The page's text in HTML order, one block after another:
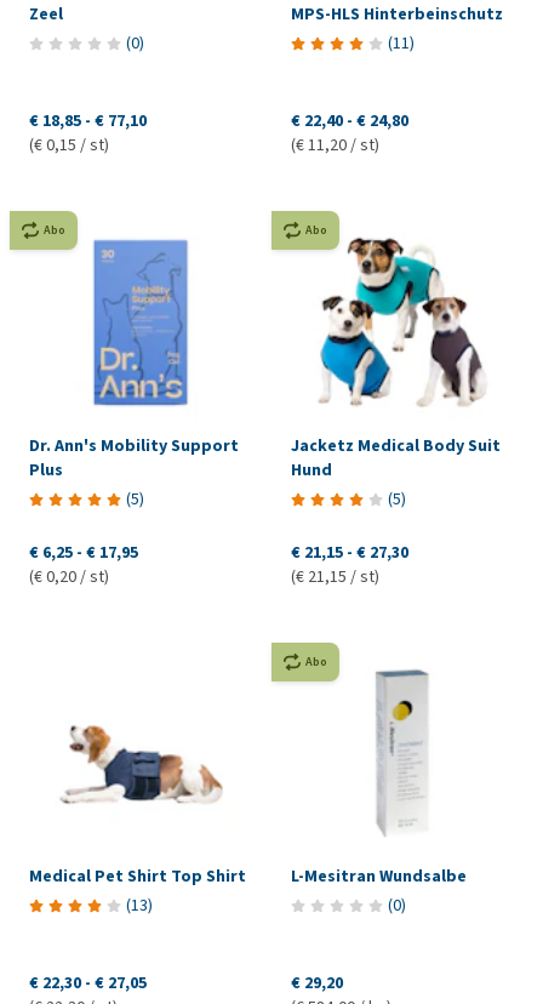
Zeel
(0)
€ 18,85 - € 77,10
(€ 0,15 / st)
MPS-HLS Hinterbeinschutz
(11)
€ 22,40 - € 24,80
(€ 11,20 / st)
Abo
Dr. Ann's Mobility Support
Plus
(5)
€ 6,25 - € 17,95
(€ 0,20 / st)
Abo
Jacketz Medical Body Suit
Hund
(5)
€ 21,15 - € 27,30
(€ 21,15 / st)
Medical Pet Shirt Top Shirt
(13)
€ 22,30 - € 27,05
Abo
L-Mesitran Wundsalbe
(0)
€ 29,20